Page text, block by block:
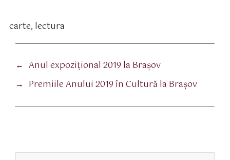
carte, lectura
← Anul expozițional 2019 la Brașov
→ Premiile Anului 2019 în Cultură la Braşov